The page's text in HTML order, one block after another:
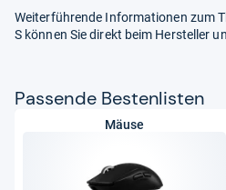
Weiterführende Informationen zum
S können Sie direkt beim Hersteller
Pas­sende Bes­ten­lis­ten
Mäuse